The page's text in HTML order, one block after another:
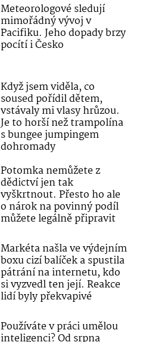
Meteorologové sledují
mimořádný vývoj v
Pacifiku. Jeho dopady brzy
pocítí i Česko
Když jsem viděla, co
soused pořídil dětem,
vstávaly mi vlasy hrůzou.
Je to horší než trampolína
s bungee jumpingem
dohromady
Potomka nemůžete z
dědictví jen tak
vyškrtnout. Přesto ho ale
o nárok na povinný podíl
můžete legálně připravit
Markéta našla ve výdejním
boxu cizí balíček a spustila
pátrání na internetu, kdo
si vyzvedl ten její. Reakce
lidí byly překvapivé
Používáte v práci umělou